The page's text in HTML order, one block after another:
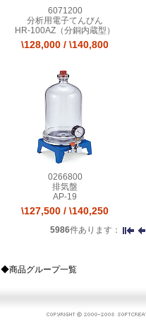
6071200
分析用電子てんびん
HR-100AZ（分銅内蔵型）
\128,000 / \140,800
0266800
排気盤
AP-19
\127,500 / \140,250
5986件あります：
◆商品グループ一覧